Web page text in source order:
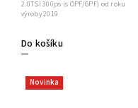
Do košíku
2.0TSI 300ps (s OPF/GPF) od roku
výroby 2019
Novinka